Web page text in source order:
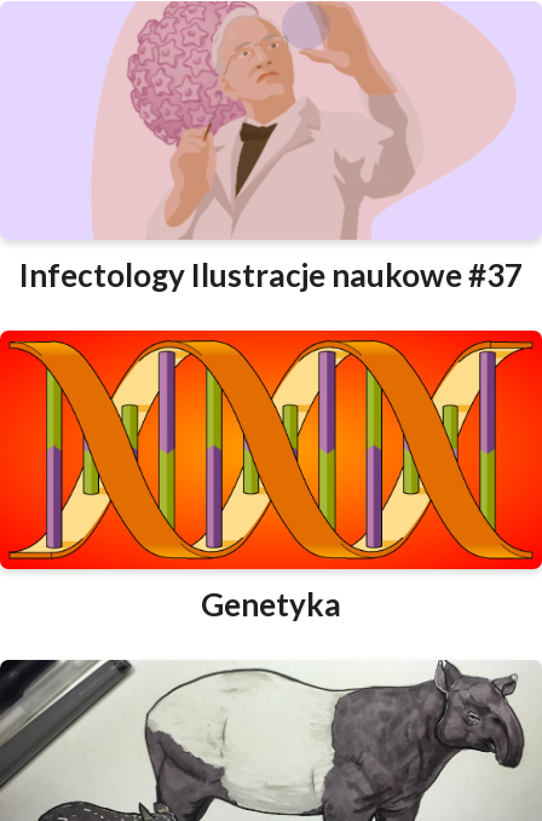
Infectology Ilustracje naukowe #37
Genetyka